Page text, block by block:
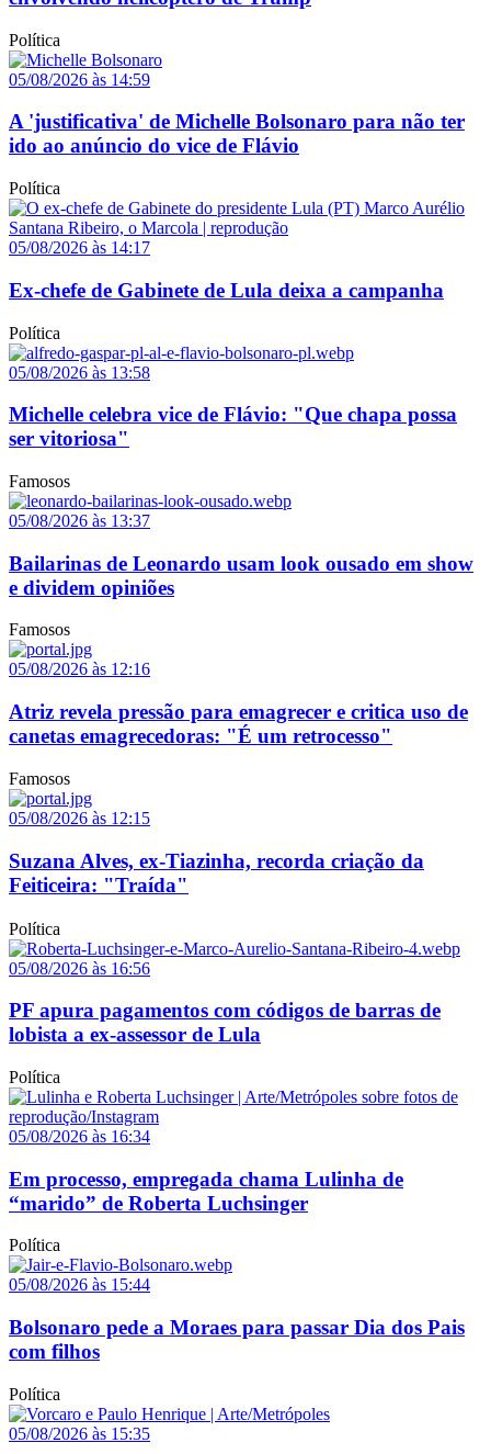
Política
05/08/2026 às 14:59
A 'justificativa' de Michelle Bolsonaro para não ter
ido ao anúncio do vice de Flávio
Política
05/08/2026 às 14:17
Ex-chefe de Gabinete de Lula deixa a campanha
Política
05/08/2026 às 13:58
Michelle celebra vice de Flávio: "Que chapa possa
ser vitoriosa"
Famosos
05/08/2026 às 13:37
Bailarinas de Leonardo usam look ousado em show
e dividem opiniões
Famosos
05/08/2026 às 12:16
Atriz revela pressão para emagrecer e critica uso de
canetas emagrecedoras: "É um retrocesso"
Famosos
05/08/2026 às 12:15
Suzana Alves, ex-Tiazinha, recorda criação da
Feiticeira: "Traída"
Política
05/08/2026 às 16:56
PF apura pagamentos com códigos de barras de
lobista a ex-assessor de Lula
Política
05/08/2026 às 16:34
Em processo, empregada chama Lulinha de
“marido” de Roberta Luchsinger
Política
05/08/2026 às 15:44
Bolsonaro pede a Moraes para passar Dia dos Pais
com filhos
Política
05/08/2026 às 15:35